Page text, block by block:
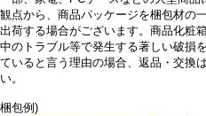
観点から、商品パッケージを梱包材の
出荷する場合がございます。商品化粧
中のトラブル等で発生する著しい破損
ていると言う理由の場合、返品・交換
い。
梱包例)